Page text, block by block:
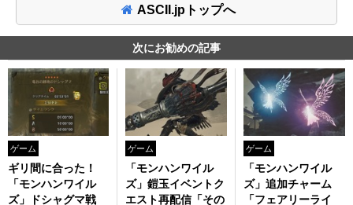
ASCII.jpトップへ
次にお勧めの記事
ゲーム
ギリ間に合った！
「モンハンワイル
ズ」ドシャグマ戦
ゲーム
「モンハンワイル
ズ」鎧玉イベントク
エスト再配信「その
ゲーム
「モンハンワイル
ズ」追加チャーム
「フェアリーライ